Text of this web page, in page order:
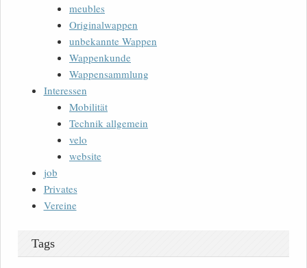
meubles
Originalwappen
unbekannte Wappen
Wappenkunde
Wappensammlung
Interessen
Mobilität
Technik allgemein
velo
website
job
Privates
Vereine
Tags